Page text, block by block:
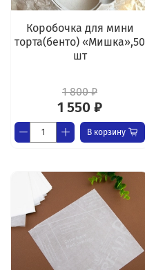
Коробочка для мини
торта(бенто) «Мишка»,50
шт
1 800 ₽
1 550 ₽
В корзину